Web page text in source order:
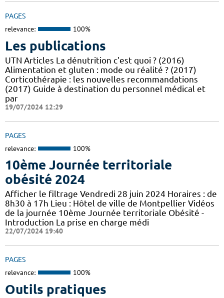
PAGES
relevance: 100%
Les publications
UTN Articles La dénutrition c'est quoi ? (2016)
Alimentation et gluten : mode ou réalité ? (2017)
Corticothérapie : les nouvelles recommandations
(2017) Guide à destination du personnel médical et
par
19/07/2024 12:29
PAGES
relevance: 100%
10ème Journée territoriale
obésité 2024
Afficher le filtrage Vendredi 28 juin 2024 Horaires : de
8h30 à 17h Lieu : Hôtel de ville de Montpellier Vidéos
de la journée 10ème Journée territoriale Obésité -
Introduction La prise en charge médi
22/07/2024 19:40
PAGES
relevance: 100%
Outils pratiques